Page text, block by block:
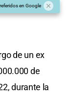
en Google
de un ex
de
durante la